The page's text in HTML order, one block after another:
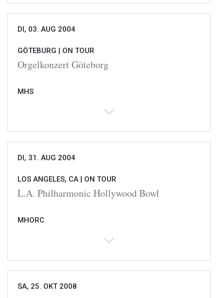
DI, 03. AUG 2004
GÖTEBURG | ON TOUR
Orgelkonzert Göteborg
MHS
DI, 31. AUG 2004
LOS ANGELES, CA | ON TOUR
L.A. Philharmonic Hollywood Bowl
MHORC
SA, 25. OKT 2008